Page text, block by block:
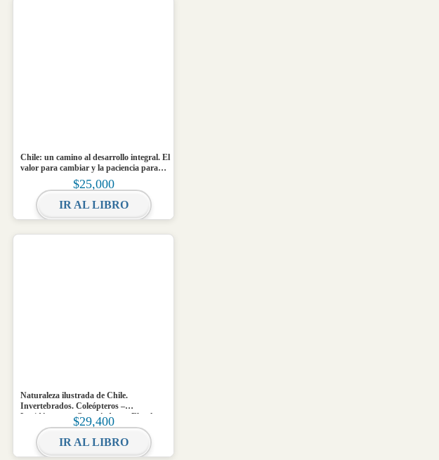
Chile: un camino al desarrollo integral. El
valor para cambiar y la paciencia para
$25,000
IR AL LIBRO
Naturaleza ilustrada de Chile.
Invertebrados. Coleópteros –
Lepidópteros – Otros órdenes. Ebook
$29,400
IR AL LIBRO